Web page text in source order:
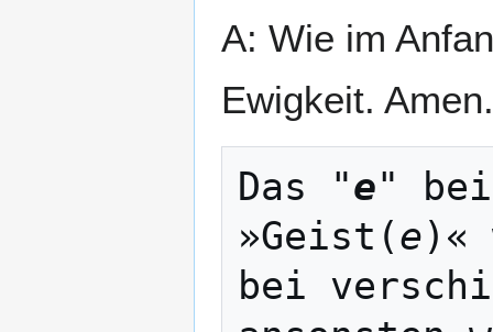
A: Wie im
Ewigkeit. Amen.
Das "e"
»Geist(e)«
bei